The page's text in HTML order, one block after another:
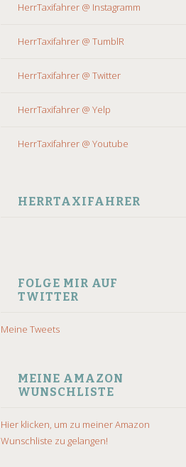
HerrTaxifahrer @ Instagramm
HerrTaxifahrer @ TumblR
HerrTaxifahrer @ Twitter
HerrTaxifahrer @ Yelp
HerrTaxifahrer @ Youtube
HERRTAXIFAHRER
FOLGE MIR AUF
TWITTER
Meine Tweets
MEINE AMAZON
WUNSCHLISTE
Hier klicken, um zu meiner Amazon
Wunschliste zu gelangen!